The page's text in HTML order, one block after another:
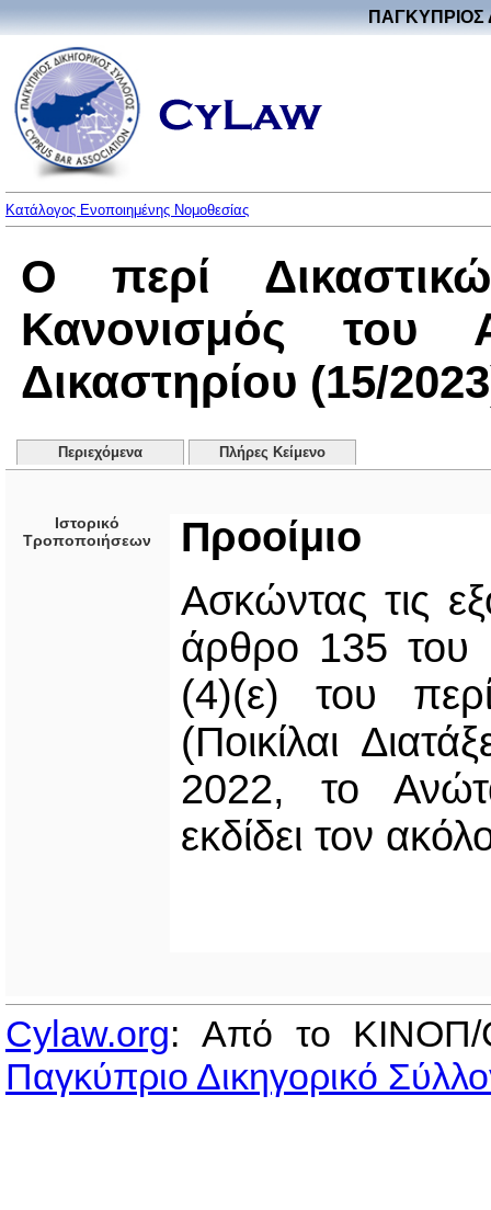
ΠΑΓΚΥΠΡΙΟΣ
Κατάλογος Ενοποιημένης Νομοθεσίας
Ο περί
Κανονισμός του
Δικαστηρίου (15/
Περιεχόμενα Πλήρες Κείμενο
Ιστορικό
Τροποποιήσεων
Προοίμιο
Ασκώντας τις
άρθρο 135 του
(4)(ε) του
(Ποικίλαι
2022, το
εκδίδει τον
Cylaw.org: Από το
Παγκύπριο Δικηγορικό